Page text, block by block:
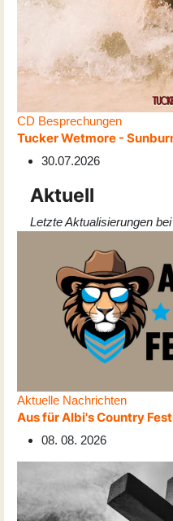
CD Besprechungen
Tucker Wetmore -
30.07.2026
Aktuell
Letzte Aktualisierungen
Aktuelle Nachrichten
Aus für Albi's Country
08. 08. 2026